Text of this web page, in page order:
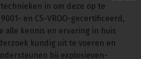
in om deze op te
en CS-VROO-gecertificeerd,
alle kennis en ervaring in huis
kundig uit te voeren en
bij explosieven-